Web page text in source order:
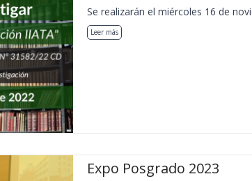
Se realizarán el miércoles 16 de
Leer más
Expo Posgrado 2023